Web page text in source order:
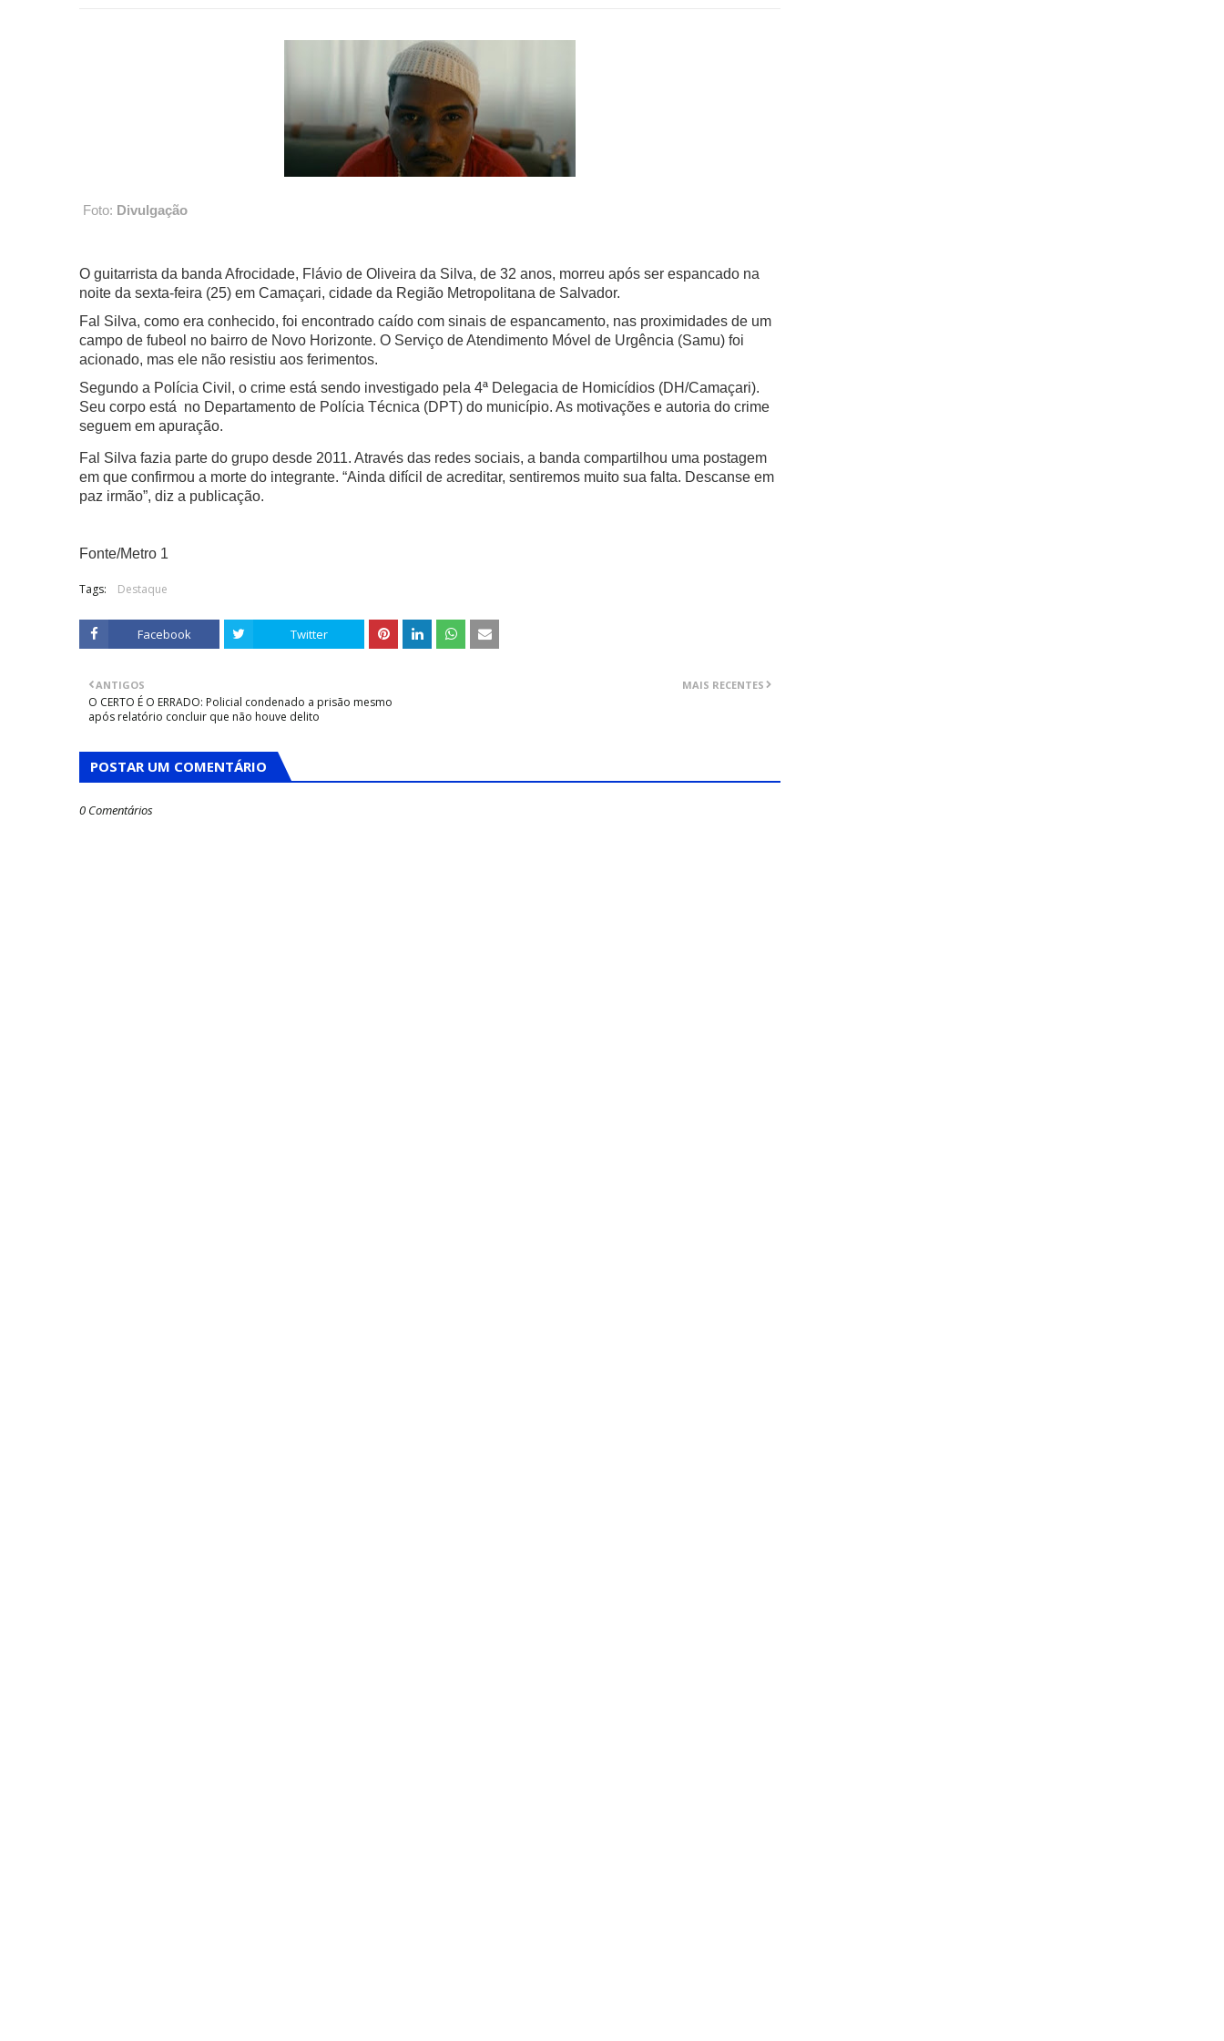
Foto: Divulgação
O guitarrista da banda Afrocidade, Flávio de Oliveira da Silva, de 32 anos, morreu após ser espancado na
noite da sexta-feira (25) em Camaçari, cidade da Região Metropolitana de Salvador.
Fal Silva, como era conhecido, foi encontrado caído com sinais de espancamento, nas proximidades de um
campo de fubeol no bairro de Novo Horizonte. O Serviço de Atendimento Móvel de Urgência (Samu) foi
acionado, mas ele não resistiu aos ferimentos.
Segundo a Polícia Civil, o crime está sendo investigado pela 4ª Delegacia de Homicídios (DH/Camaçari).
Seu corpo está no Departamento de Polícia Técnica (DPT) do município. As motivações e autoria do crime
seguem em apuração.
Fal Silva fazia parte do grupo desde 2011. Através das redes sociais, a banda compartilhou uma postagem
em que confirmou a morte do integrante. “Ainda difícil de acreditar, sentiremos muito sua falta. Descanse em
paz irmão”, diz a publicação.
Fonte/Metro 1
Tags: Destaque
Facebook Twitter
MAIS RECENTES
ANTIGOS
O CERTO É O ERRADO: Policial condenado a prisão mesmo
após relatório concluir que não houve delito
POSTAR UM COMENTÁRIO
0 Comentários